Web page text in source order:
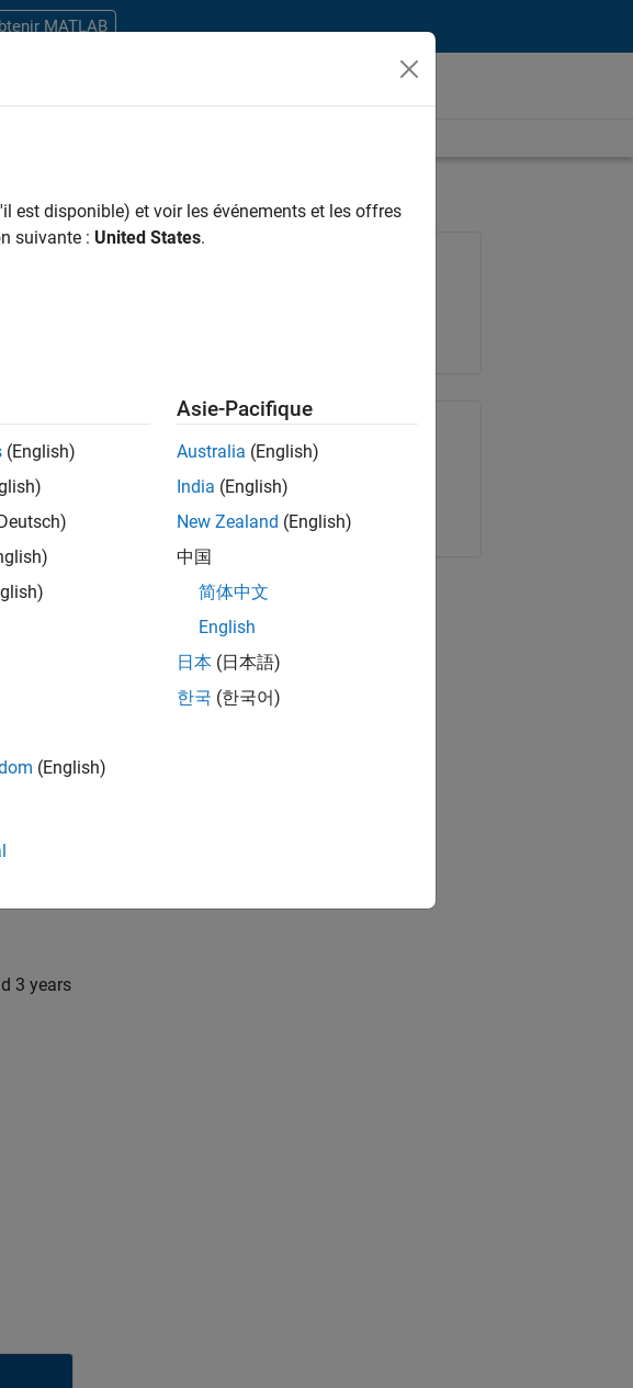
MATLAB
3 years
Partager le poste
Copier le lien E-mail
est disponible) et voir les événements et les offres
suivante : United States.
(English)
(English)
Asie-Pacifique
Australia (English)
India (English)
New Zealand (English)
中国
简体中文
English
日本 (日本語)
한국 (한국어)